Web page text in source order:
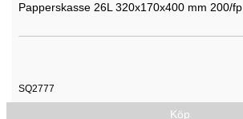
Papperskasse 26L 320x170x400 mm 200/fp
SQ2777
Köp